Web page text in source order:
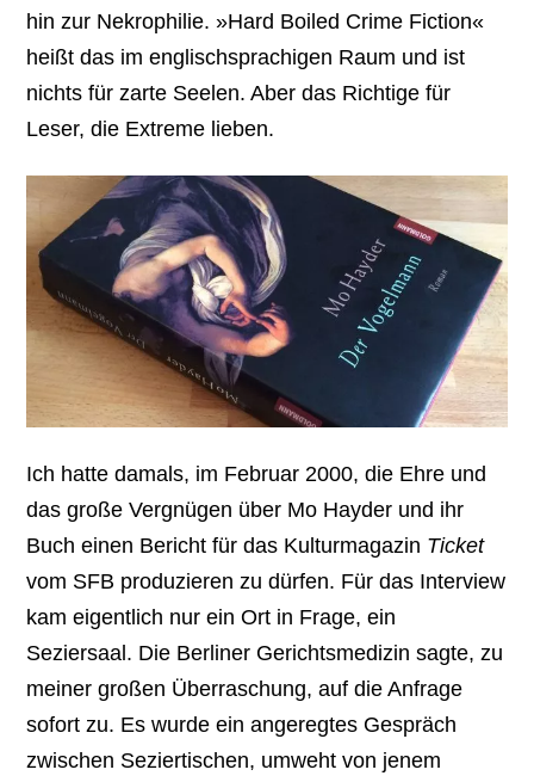
hin zur Nekrophilie. »Hard Boiled Crime Fiction«
heißt das im englischsprachigen Raum und ist
nichts für zarte Seelen. Aber das Richtige für
Leser, die Extreme lieben.
Ich hatte damals, im Februar 2000, die Ehre und
das große Vergnügen über Mo Hayder und ihr
Buch einen Bericht für das Kulturmagazin Ticket
vom SFB produzieren zu dürfen. Für das Interview
kam eigentlich nur ein Ort in Frage, ein
Seziersaal. Die Berliner Gerichtsmedizin sagte, zu
meiner großen Überraschung, auf die Anfrage
sofort zu. Es wurde ein angeregtes Gespräch
zwischen Seziertischen, umweht von jenem